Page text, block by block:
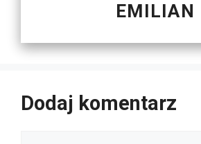
EMILIAN
Dodaj komentarz